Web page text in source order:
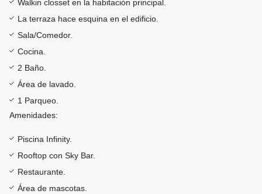
Walkin closset en la habitación principal.
La terraza hace esquina en el edificio.
Sala/Comedor.
Cocina.
2 Baño.
Área de lavado.
1 Parqueo.
Amenidades:
Piscina Infinity.
Rooftop con Sky Bar.
Restaurante.
Área de mascotas.